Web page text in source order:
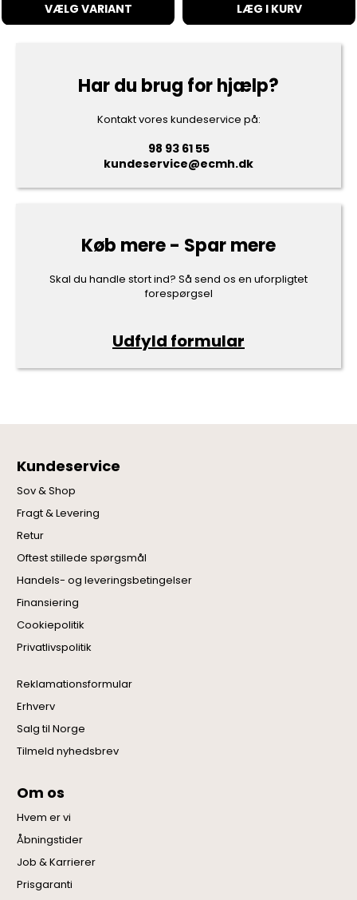
VÆLG VARIANT LÆG I KURV
Har du brug for hjælp?
Kontakt vores kundeservice på:
98 93 61 55
kundeservice@ecmh.dk
Køb mere - Spar mere
Skal du handle stort ind? Så send os en uforpligtet
forespørgsel
Udfyld formular
Kundeservice
Sov & Shop
Fragt & Levering
Retur
Oftest stillede spørgsmål
Handels- og leveringsbetingelser
Finansiering
Cookiepolitik
Privatlivspolitik
Reklamationsformular
Erhverv
Salg til Norge
Tilmeld nyhedsbrev
Om os
Hvem er vi
Åbningstider
Job & Karrierer
Prisgaranti